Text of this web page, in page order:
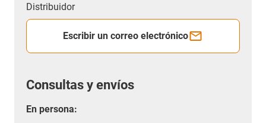
Distribuidor
Escribir un correo electrónico
Consultas y envíos
En persona: